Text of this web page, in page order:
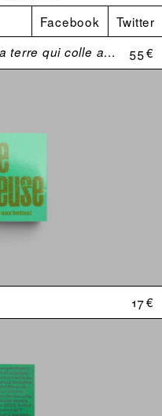
Facebook Twitter
la terre amoureuse (se dit de la terre qui colle aux bottes) 55 €
17 €